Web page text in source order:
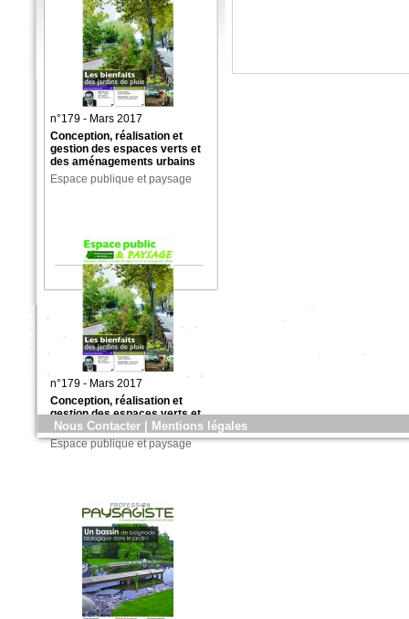
n°179 - Mars 2017
Conception, réalisation et
gestion des espaces verts et
des aménagements urbains
Espace publique et paysage
n°179 - Mars 2017
Conception, réalisation et
gestion des espaces verts et
des aménagements urbains
Espace publique et paysage
Nous Contacter Mentions légales